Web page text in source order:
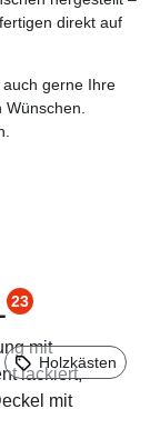
direkt auf
gerne Ihre
Wünschen.
23
Holzkästen